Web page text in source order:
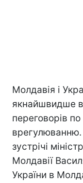
Молдавія і
якнайшвидше
переговорів
зустрічі
Молдавії
України в